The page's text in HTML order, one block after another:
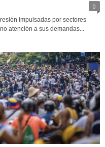
0
impulsadas por sectores
atención a sus demandas...